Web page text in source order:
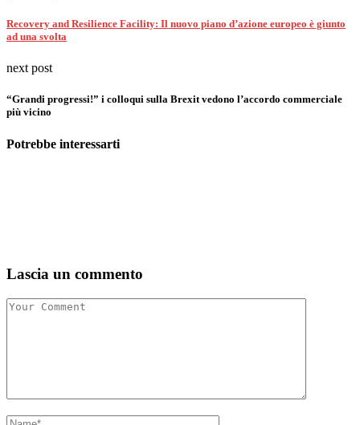
Recovery and Resilience Facility: Il nuovo piano d’azione europeo è giunto
ad una svolta
next post
“Grandi progressi!” i colloqui sulla Brexit vedono l’accordo commerciale
più vicino
Potrebbe interessarti
Lascia un commento